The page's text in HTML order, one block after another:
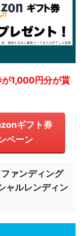
1,000円分が貰
ギフト券
ペーン
ァンディング
ャルレンディン